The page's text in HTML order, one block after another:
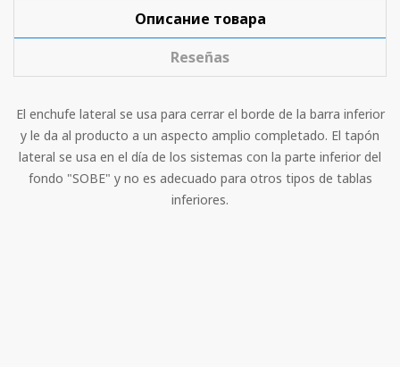
Описание товара
Reseñas
El enchufe lateral se usa para cerrar el borde de la barra inferior
y le da al producto a un aspecto amplio completado. El tapón
lateral se usa en el día de los sistemas con la parte inferior del
fondo "SOBE" y no es adecuado para otros tipos de tablas
inferiores.